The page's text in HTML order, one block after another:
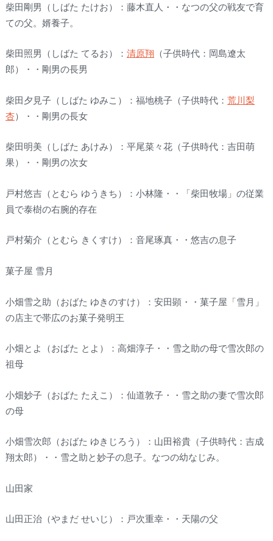
柴田剛男（しばた たけお）：藤木直人・・なつの父の戦友で育
ての父。婿養子。
柴田照男（しばた てるお）： 清原翔
（子供時代：岡島遼太
郎）・・剛男の長男
柴田夕見子（しばた ゆみこ）：福地桃子（子供時代： 荒川梨
杏）・・剛男の長女
柴田明美（しばた あけみ）：平尾菜々花（子供時代：吉田萌
果）・・剛男の次女
戸村悠吉（とむら ゆうきち）：小林隆・・「柴田牧場」の従業
員で泰樹の右腕的存在
戸村菊介（とむら きくすけ）：音尾琢真・・悠吉の息子
菓子屋 雪月
小畑雪之助（おばた ゆきのすけ）：安田顕・・菓子屋「雪月」
の店主で帯広のお菓子発明王
小畑とよ（おばた とよ）：高畑淳子・・雪之助の母で雪次郎の
祖母
小畑妙子（おばた たえこ）：仙道敦子・・雪之助の妻で雪次郎
の母
小畑雪次郎（おばた ゆきじろう）：山田裕貴（子供時代：吉成
翔太郎）・・雪之助と妙子の息子。なつの幼なじみ。
山田家
山田正治（やまだ せいじ）：戸次重幸・・天陽の父